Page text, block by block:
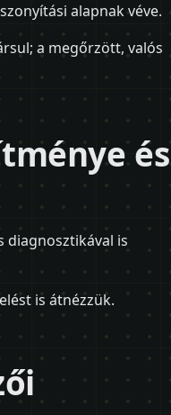
alapnak véve.
a megőrzött, valós
és
diagnosztikával is
is átnézzük.